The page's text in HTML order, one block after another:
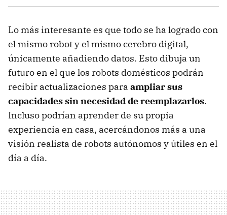
Lo más interesante es que todo se ha logrado con
el mismo robot y el mismo cerebro digital,
únicamente añadiendo datos. Esto dibuja un
futuro en el que los robots domésticos podrán
recibir actualizaciones para ampliar sus
capacidades sin necesidad de reemplazarlos.
Incluso podrían aprender de su propia
experiencia en casa, acercándonos más a una
visión realista de robots autónomos y útiles en el
día a día.